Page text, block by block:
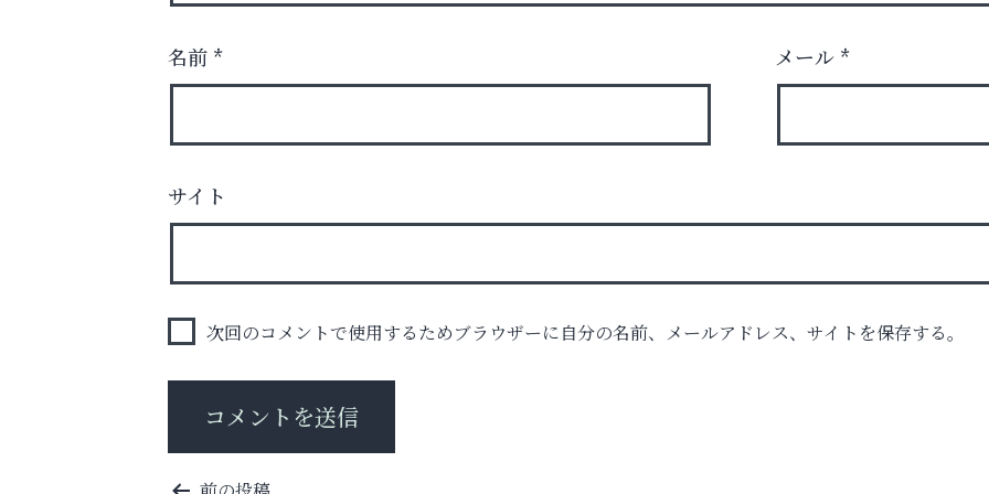
ご不要品の売却はトレファク出張買取へ
杉塾 芦屋校
名前 * メール *
サイト
次回のコメントで使用するためブラウザーに自分の名前、メールアドレス、サイトを保存する。